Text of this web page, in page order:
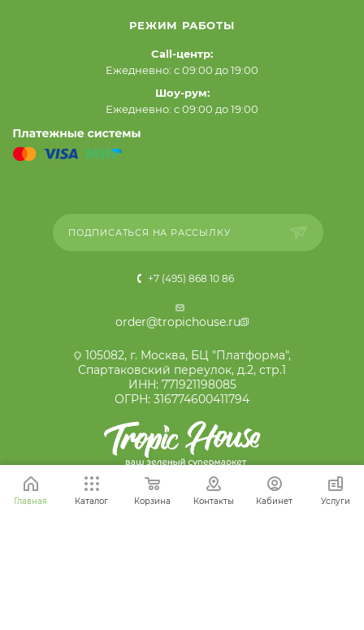
РЕЖИМ РАБОТЫ
Call-центр:
Ежедневно: с 09:00 до 19:00
Шоу-рум:
Ежедневно: с 09:00 до 19:00
ПОДПИСАТЬСЯ НА РАССЫЛКУ
+7 (495) 868 10 86
order@tropichouse.ru
105082, г. Москва, БЦ "Платформа",
Спартаковский переулок, д.2, стр.1
ИНН: 771921198085
ОГРН: 316774600411794
2016 - 2026 © Ваш зеленый супермаркет
Главная Каталог Корзина Контакты Кабинет Услуги